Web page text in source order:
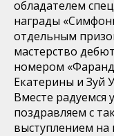
обладателем
награды
отдельным
мастерство
номером
Екатерины и Зуй
Вместе радуемся
поздравляем с
выступлением на